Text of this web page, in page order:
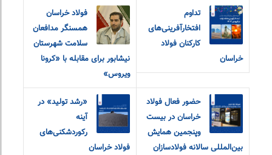
تداوم
افتخارآفرینی‌های
کارکنان فولاد
خراسان
فولاد خراسان
همسنگر مدافعان
سلامت شهرستان
نیشابور برای مقابله با «کرونا
ویروس»
حضور فعال فولاد
خراسان در بیست
و‌پنجمین همایش
بین‌المللی سالانه فولادسازان
«رشد تولید» در
آینه
رکوردشکنی‌های
فولاد خراسان